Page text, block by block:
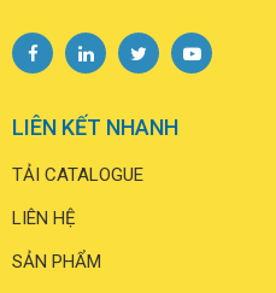
LIÊN KẾT NHANH
TẢI CATALOGUE
LIÊN HỆ
SẢN PHẨM